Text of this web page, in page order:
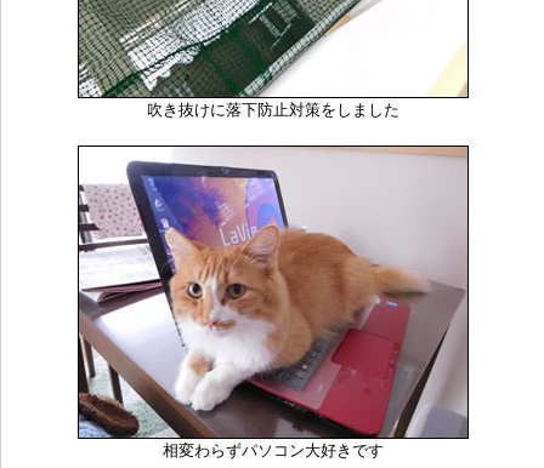
吹き抜けに落下防止対策をしました
相変わらずパソコン大好きです